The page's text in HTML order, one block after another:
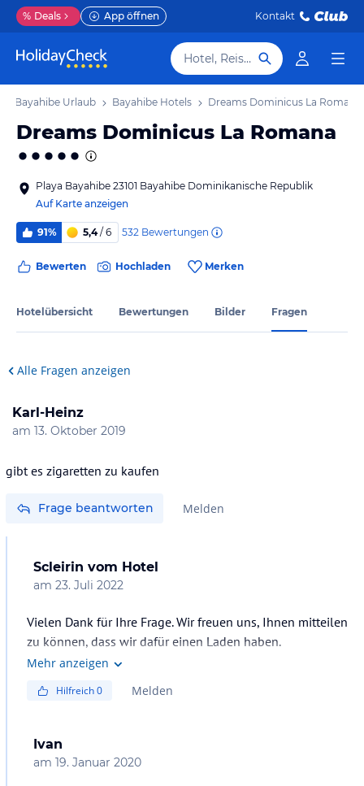
% Deals App öffnen Kontakt
Hotel, Reiseziel
Bayahibe Urlaub Bayahibe Hotels Dreams Dominicus La Romana
Dreams Dominicus La Romana
Playa Bayahibe 23101 Bayahibe Dominikanische Republik
Auf Karte anzeigen
91% 5,4/ 6 532 Bewertungen
Bewerten Hochladen Merken
Hotelübersicht Bewertungen Bilder Fragen
Alle Fragen anzeigen
Karl-Heinz
am 13. Oktober 2019
Frage beantworten Melden
Scleirin vom Hotel
am 23. Juli 2022
Vielen Dank für Ihre Frage. Wir freuen uns, Ihnen mitteilen
zu können, dass wir dafür einen Laden haben.
Mehr anzeigen
Hilfreich0 Melden
Ivan
am 19. Januar 2020